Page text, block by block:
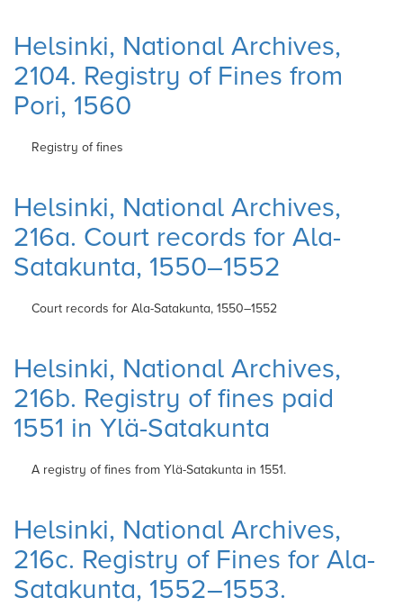
Helsinki, National Archives,
2104. Registry of Fines from
Pori, 1560
Registry of fines
Helsinki, National Archives,
216a. Court records for Ala-
Satakunta, 1550–1552
Court records for Ala-Satakunta, 1550–1552
Helsinki, National Archives,
216b. Registry of fines paid
1551 in Ylä-Satakunta
A registry of fines from Ylä-Satakunta in 1551.
Helsinki, National Archives,
216c. Registry of Fines for Ala-
Satakunta, 1552–1553.